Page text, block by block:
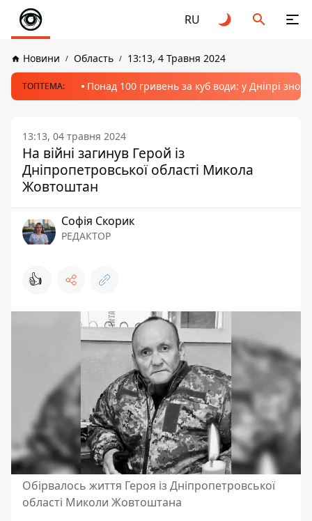
RU
Новини Область 13:13, 4 Травня 2024
ТОПТЕМА: Понад 100 гривень за куб води: у Дніпрі
13:13, 04 травня 2024
На війні загинув Герой із
Дніпропетровської області Микола
Жовтоштан
Софія Скорик
РЕДАКТОР
👍
Обірвалось життя Героя із Дніпропетровської
області Миколи Жовтоштана